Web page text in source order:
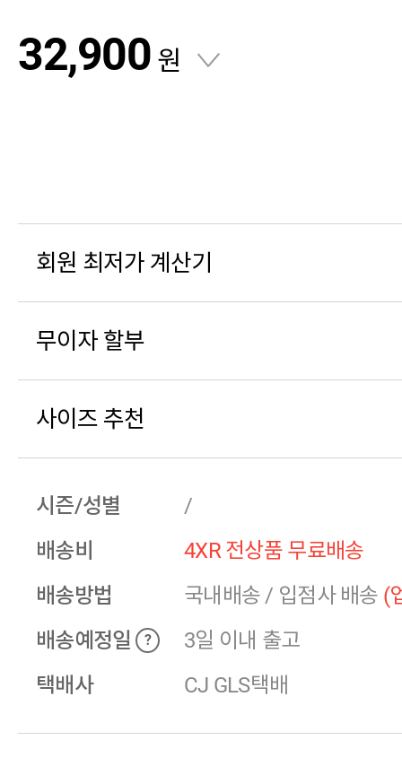
32,900 원
회원 최저가 계산기
무이자 할부
사이즈 추천
시즌/성별
/
배송비
4XR 전상품 무료배송
배송방법
국내배송 / 입점사 배송 (
배송예정일
?
3일 이내 출고
택배사
CJ GLS택배